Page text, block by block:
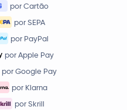
por Cartão
por SEPA
por PayPal
por Apple Pay
por Google Pay
por Klarna
por Skrill